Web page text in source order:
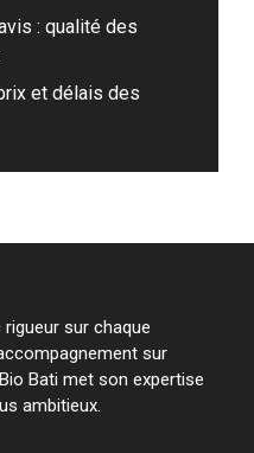
: qualité des
et délais des
sur chaque
sur
Bati met son expertise
ambitieux.